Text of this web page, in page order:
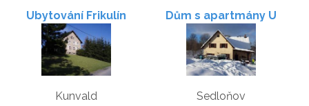
Ubytování Frikulín
Kunvald
Dům s apartmány U
Kožešníků
Sedloňov